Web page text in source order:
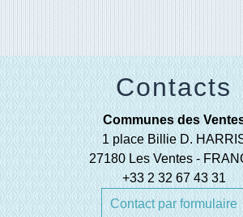
Contacts
Communes des
1 place Billie D.
27180 Les Ventes -
+33 2 32 67 43 31
Contact par formulaire